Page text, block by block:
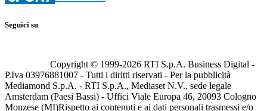
Seguici su
Copyright © 1999-2026 RTI S.p.A. Business Digital -
P.Iva 03976881007 - Tutti i diritti riservati - Per la pubblicità
Mediamond S.p.A. - RTI S.p.A., Mediaset N.V., sede legale
Amsterdam (Paesi Bassi) - Uffici Viale Europa 46, 20093 Cologno
Monzese (MI)Rispetto ai contenuti e ai dati personali trasmessi e/o